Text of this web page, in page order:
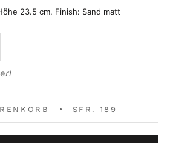
23.5 cm. Finish: Sand matt
SFR. 189